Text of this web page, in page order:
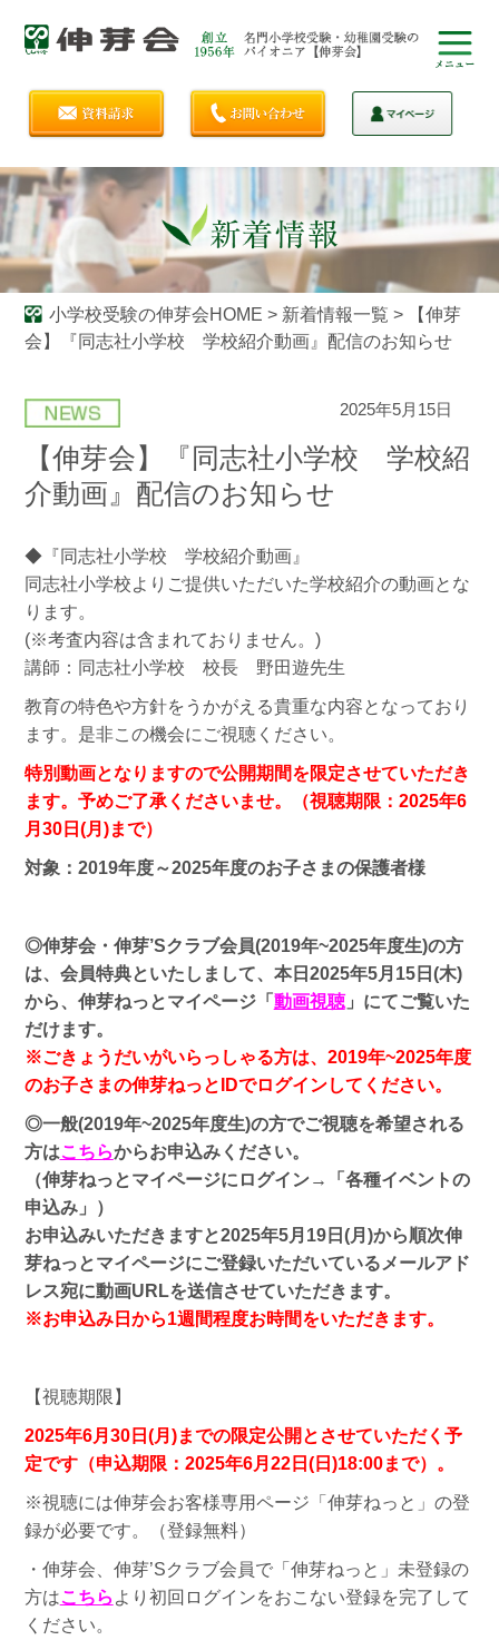
小学校受験の伸芽会HOME > 新着情報一覧 >
【伸芽
会】『同志社小学校 学校紹介動画』配信のお知らせ
2025年5月15日
【伸芽会】『同志社小学校 学校紹
介動画』配信のお知らせ
◆『同志社小学校 学校紹介動画』
同志社小学校よりご提供いただいた学校紹介の動画とな
ります。
(※考査内容は含まれておりません。)
講師：同志社小学校 校長 野田遊先生
教育の特色や方針をうかがえる貴重な内容となっており
ます。是非この機会にご視聴ください。
特別動画となりますので公開期間を限定させていただき
ます。予めご了承くださいませ。（視聴期限：2025年6
月30日(月)まで）
対象：2019年度～2025年度のお子さまの保護者様
◎伸芽会・伸芽’Sクラブ会員(2019年~2025年度生)の方
は、会員特典といたしまして、 本日2025年5月15日(木)
から、伸芽ねっとマイページ「 動画視聴」にてご覧いた
だけます。
※ごきょうだいがいらっしゃる方は、2019年~2025年度
のお子さまの伸芽ねっとIDでログインしてください。
◎一般(2019年~2025年度生)の方でご視聴を希望される
方はこちらからお申込みください。
（伸芽ねっとマイページにログイン→「各種イベントの
申込み」）
お申込みいただきますと2025年5月19日(月)から順次伸
芽ねっとマイページにご登録いただいているメールアド
レス宛に動画URLを送信させていただきます。
※お申込み日から1週間程度お時間をいただきます。
【視聴期限】
2025年6月30日(月)までの限定公開とさせていただく予
定です（申込期限：2025年6月22日(日)18:00まで）。
※視聴には伸芽会お客様専用ページ「伸芽ねっと」の登
録が必要です。（登録無料）
・伸芽会、伸芽’Sクラブ会員で「伸芽ねっと」未登録の
方はこちら より初回ログインをおこない登録を完了して
ください。